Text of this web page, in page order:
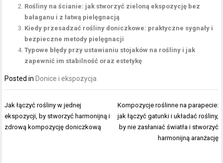
Rośliny na ścianie: jak stworzyć zieloną ekspozycję bez
bałaganu i z łatwą pielęgnacją
Kiedy przesadzać rośliny doniczkowe: praktyczne sygnały i
bezpieczne metody pielęgnacji
Typowe błędy przy ustawianiu stojaków na rośliny i jak
zapewnić im stabilność oraz estetykę
Posted in Donice i ekspozycja
Nawigacja
wpisu
Jak łączyć rośliny w jednej
ekspozycji, by stworzyć harmonijną i
zdrową kompozycję doniczkową
Kompozycje roślinne na parapecie:
jak łączyć gatunki i układać rośliny,
by nie zasłaniać światła i stworzyć
harmonijną aranżację